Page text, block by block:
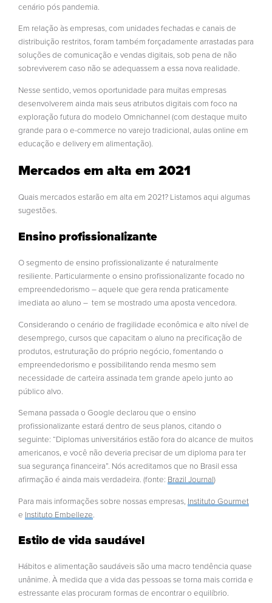
cenário pós pandemia.
Em relação às empresas, com unidades fechadas e canais de
distribuição restritos, foram também forçadamente arrastadas para
soluções de comunicação e vendas digitais, sob pena de não
sobreviverem caso não se adequassem a essa nova realidade.
Nesse sentido, vemos oportunidade para muitas empresas
desenvolverem ainda mais seus atributos digitais com foco na
exploração futura do modelo Omnichannel (com destaque muito
grande para o e-commerce no varejo tradicional, aulas online em
educação e delivery em alimentação).
Mercados em alta em 2021
Quais mercados estarão em alta em 2021? Listamos aqui algumas
sugestões.
Ensino profissionalizante
O segmento de ensino profissionalizante é naturalmente
resiliente. Particularmente o ensino profissionalizante focado no
empreendedorismo – aquele que gera renda praticamente
imediata ao aluno – tem se mostrado uma aposta vencedora.
Considerando o cenário de fragilidade econômica e alto nível de
desemprego, cursos que capacitam o aluno na precificação de
produtos, estruturação do próprio negócio, fomentando o
empreendedorismo e possibilitando renda mesmo sem
necessidade de carteira assinada tem grande apelo junto ao
público alvo.
Semana passada o Google declarou que o ensino
profissionalizante estará dentro de seus planos, citando o
seguinte: “Diplomas universitários estão fora do alcance de muitos
americanos, e você não deveria precisar de um diploma para ter
sua segurança financeira”. Nós acreditamos que no Brasil essa
afirmação é ainda mais verdadeira. (fonte: Brazil Journal)
Para mais informações sobre nossas empresas, Instituto Gourmet
e Instituto Embelleze
Estilode vida saudável
Hábitos e alimentação saudáveis são uma macro tendência quase
unânime. À medida que a vida das pessoas se torna mais corrida e
estressante elas procuram formas de encontrar o equilíbrio.